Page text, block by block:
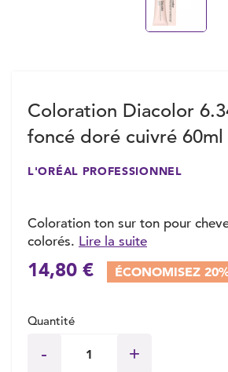
Coloration Diacolor
foncé doré cuivré 60ml
L'ORÉAL PROFESSIONNEL
Coloration ton sur ton pour
colorés. Lire la suite
14,80 € ÉCONOMISEZ
Quantité